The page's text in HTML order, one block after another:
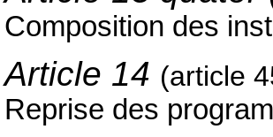
Composition des
Article 14 (article
Reprise des